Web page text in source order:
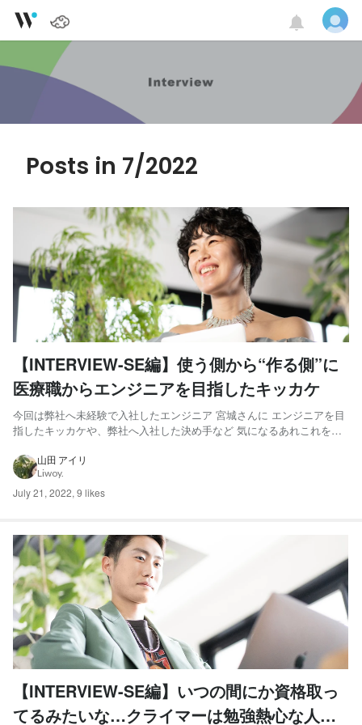
Posts in 7/2022
【INTERVIEW-SE編】使う側から“作る側”に
医療職からエンジニアを目指したキッカケ
今回は弊社へ未経験で入社したエンジニア 宮城さんに エンジニアを目
指したキッカケや、弊社へ入社した決め手など 気になるあれこれをイ
ましたか？】 私は未経験からエンジニアに入職しました エンジニアに
なる前は管理栄養士の仕事をしており、病院で医療職とし...
山田 アイリ
Liwoy.
July 21, 2022, 9 likes
【INTERVIEW-SE編】いつの間にか資格取っ
てるみたいな…クライマーは勉強熱心な人が